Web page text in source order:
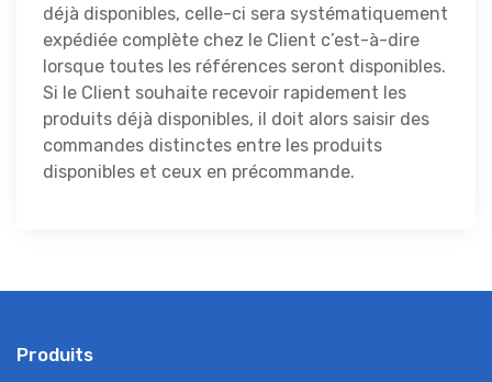
déjà disponibles, celle-ci sera systématiquement
expédiée complète chez le Client c’est-à-dire
lorsque toutes les références seront disponibles.
Si le Client souhaite recevoir rapidement les
produits déjà disponibles, il doit alors saisir des
commandes distinctes entre les produits
disponibles et ceux en précommande.
Produits